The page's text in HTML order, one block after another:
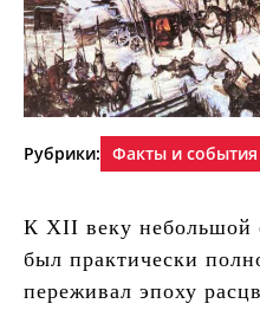
Рубрики: Факты и события
К XII веку небольшой
был практически
переживал эпоху